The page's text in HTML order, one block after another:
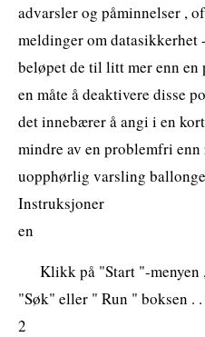
advarsler og påminnelser ,
meldinger om datasikkerhet
beløpet de til litt mer enn
en måte å deaktivere disse
det innebærer å angi i en
mindre av en problemfri enn
uopphørlig varsling
Instruksjoner
en
Klikk på "Start "-menyen
"Søk" eller " Run " boksen .
2